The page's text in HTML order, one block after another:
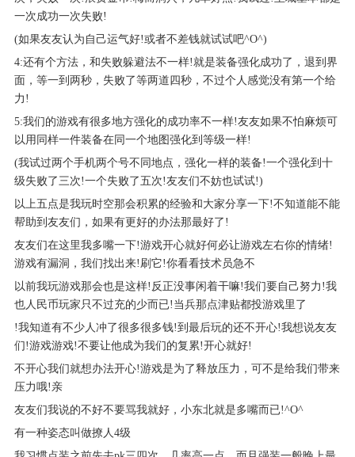
一次成功一次失败!
(如果友友认为自己运气好!或者不差钱就试试吧^O^)
4:还有个方法，和失败躲避法不一样!就是装备强化成功了，退到界
面，等一到两秒，失败了等两道四秒，不过个人感觉没有第一个给
力!
5:我们的游戏有很多地方强化的成功率不一样!友友如果不怕麻烦可
以用同样一件装备在同一个地图强化到等级一样!
(我试过两个手机两个号不同地点，强化一样的装备!一个强化到十
级失败了三次!一个失败了五次!友友们不妨也试试!)
以上五点是我玩时空那会积累的经验和大家分享一下!不知道能不能
帮助到友友们，如果有更好的办法那最好了!
友友们在这里我多嘴一下!游戏开心就好何必让游戏左右你的情绪!
游戏有漏洞，我们找出来!刷它!你看看技术员急不
以前我玩游戏那会也是这样!反正没事闲着干嘛!我们要自己努力!我
也人民币玩家只不过充的少而已!当兵那点津贴都投游戏里了
!我知道有不少人冲了很多很多钱!到最后玩的还不开心!我想说友友
们!游戏游戏!不要让他成为我们的复累!开心就好!
不开心我们就想办法开心!游戏是为了释放压力，可不是给我们带来
压力哦!亲
友友们我说的不好不要骂我就好，小东北就是多嘴而已!^O^
有一种姿态叫做撩人4级